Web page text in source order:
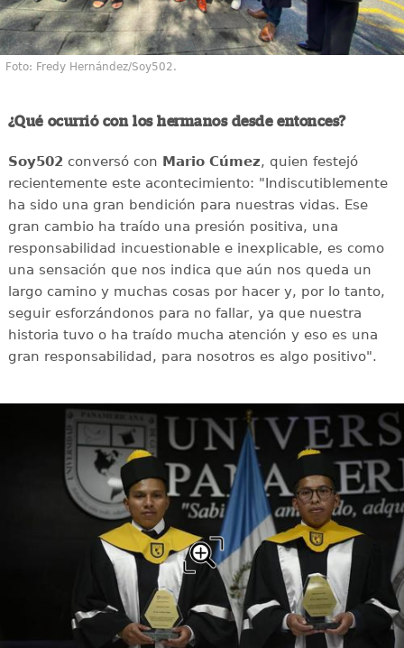
Foto: Fredy Hernández/Soy502.
¿Qué ocurrió con los hermanos desde entonces?
Soy502conversó con Mario Cúmez, quien festejó
recientemente este acontecimiento: "Indiscutiblemente
ha sido una gran bendición para nuestras vidas. Ese
gran cambio ha traído una presión positiva, una
responsabilidad incuestionable e inexplicable, es como
una sensación que nos indica que aún nos queda un
largo camino y muchas cosas por hacer y, por lo tanto,
seguir esforzándonos para no fallar, ya que nuestra
historia tuvo o ha traído mucha atención y eso es una
gran responsabilidad, para nosotros es algo positivo".